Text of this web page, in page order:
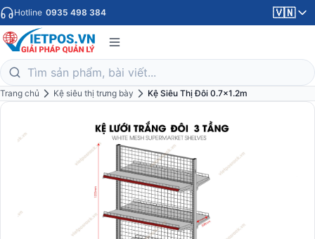
Hotline 0935 498 384 🇻🇳
Trang chủ Kệ siêu thị trưng bày Kệ Siêu Thị Đôi 0.7x1.2m